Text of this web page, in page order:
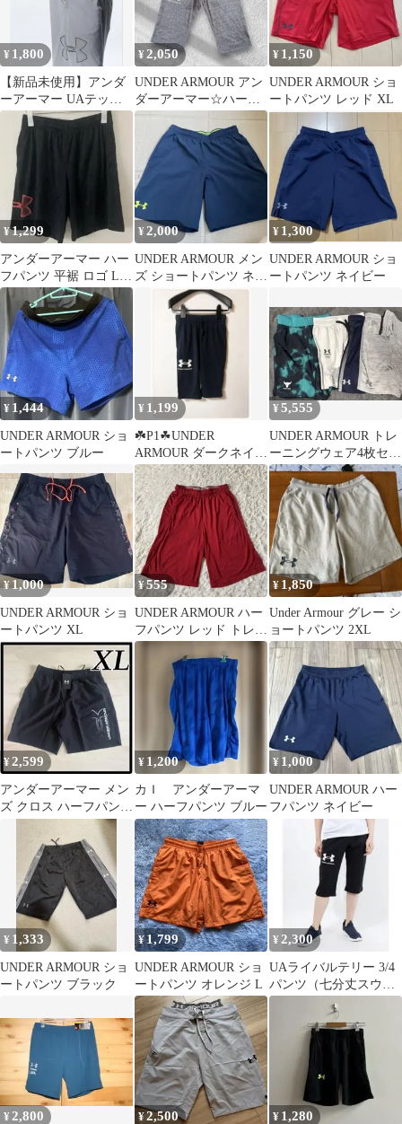
¥ 1,800
【新品未使用】アンダ
ーアーマー UAテック
メッシュショーツ メン
ズ Sサイズ
¥2,050
UNDER ARMOUR アン
ダーアーマー☆ハーフ
パンツ ショート L グレ
¥ 1,150
UNDER ARMOUR ショ
ートパンツ レッド XL
¥1,299
アンダーアーマー ハー
フパンツ 平裾 ロゴ LG
黒 ポリエステル スポー
¥2,000
UNDER ARMOUR メン
ズ ショートパンツ ネイ
ビー LG
¥ 1,300
UNDER ARMOUR ショ
ートパンツ ネイビー
¥ 1,444
UNDER ARMOUR ショ
ートパンツ ブルー
¥ 1,199
☘️P1☘UNDER
ARMOUR ダークネイビ
ー UAライバルテリー
3/4パンツ
¥5,555
UNDER ARMOUR トレ
ーニングウェア4枚セッ
ト
¥ 1,000
UNDER ARMOUR ショ
ートパンツ XL
¥555
UNDER ARMOUR ハー
フパンツ レッド トレー
ニング
¥ 1,850
Under Armour グレー シ
ョートパンツ 2XL
¥2,599
アンダーアーマー メン
ズ クロス ハーフパンツ
ショーツ 黒 XL 未使用
¥ 1,200
カＩ アンダーアーマ
ー ハーフパンツ ブルー
¥ 1,000
UNDER ARMOUR ハー
フパンツ ネイビー
¥ 1,333
UNDER ARMOUR ショ
ートパンツ ブラック
¥1,799
UNDER ARMOUR ショ
ートパンツ オレンジ L
¥ 2,300
UAライバルテリー 3/4
パンツ（七分丈スウェ
ットパンツ）XXL
¥ 2,800 ¥2,500 ¥ 1,280